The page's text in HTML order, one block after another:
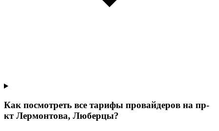
Как посмотреть все тарифы провайдеров на пр-
кт Лермонтова, Люберцы?